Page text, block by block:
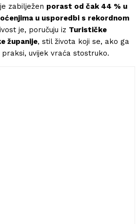
zabilježen porast od čak 44 % u
u usporedbi s rekordnom
je, poručuju iz Turističke
županije, stil života koji se, ako ga
uvijek vraća stostruko.